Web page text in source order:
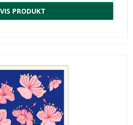
VIS PRODUKT